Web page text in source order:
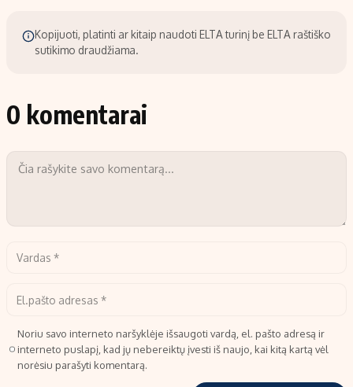
Kopijuoti, platinti ar kitaip naudoti ELTA turinį be ELTA raštiško
sutikimo draudžiama.
0 komentarai
Noriu savo interneto naršyklėje išsaugoti vardą, el. pašto adresą ir
interneto puslapį, kad jų nebereiktų įvesti iš naujo, kai kitą kartą vėl
norėsiu parašyti komentarą.